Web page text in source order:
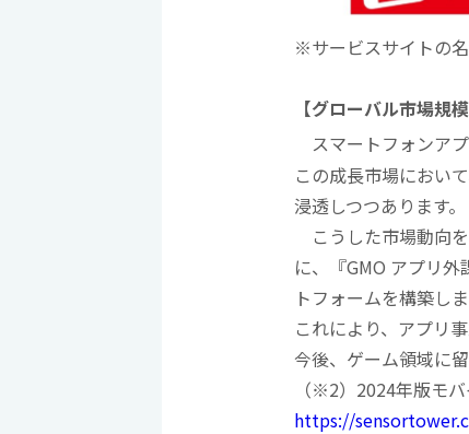
※サービスサイトの
【グローバル市場規
スマートフォンア
この成長市場におい
浸透しつつあります。
こうした市場動向
に、『GMO アプリ
トフォームを構築しま
これにより、アプリ
今後、ゲーム領域に
（※2）2024年版モ
https://